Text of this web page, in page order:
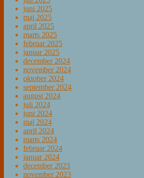
juni 2025
maj 2025
april 2025
marts 2025
februar 2025
januar 2025
december 2024
november 2024
oktober 2024
september 2024
august 2024
juli 2024
juni 2024
maj 2024
april 2024
marts 2024
februar 2024
januar 2024
december 2023
november 2023